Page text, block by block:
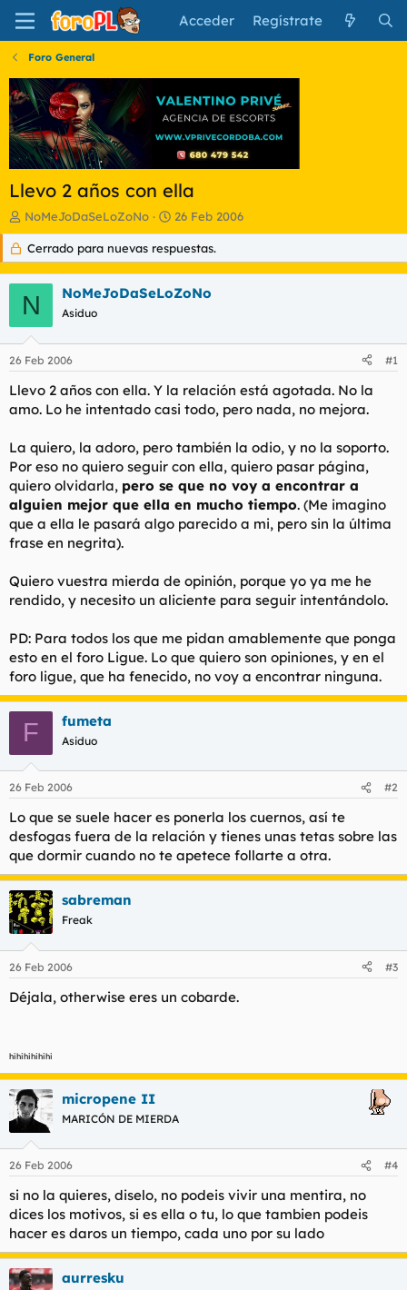
Acceder Regístrate
Foro General
Llevo 2 años con ella
I
n
c
i
a
d
o
r
d
l
t
m
NoMeJoDaSeLoZoNo
F
e
c
h
d
n
i
o
26 Feb 2006
Cerrado para nuevas respuestas.
N NoMeJoDaSeLoZoNo
Asiduo
26 Feb 2006 #1
Llevo 2 años con ella. Y la relación está agotada. No la
amo. Lo he intentado casi todo, pero nada, no mejora.
La quiero, la adoro, pero también la odio, y no la soporto.
Por eso no quiero seguir con ella, quiero pasar página,
quiero olvidarla, pero se que no voy a encontrar a
alguien mejor que ella en mucho tiempo. (Me imagino
que a ella le pasará algo parecido a mi, pero sin la última
frase en negrita).
Quiero vuestra mierda de opinión, porque yo ya me he
rendido, y necesito un aliciente para seguir intentándolo.
PD: Para todos los que me pidan amablemente que ponga
esto en el foro Ligue. Lo que quiero son opiniones, y en el
foro ligue, que ha fenecido, no voy a encontrar ninguna.
F fumeta
Asiduo
26 Feb 2006 #2
Lo que se suele hacer es ponerla los cuernos, así te
desfogas fuera de la relación y tienes unas tetas sobre las
que dormir cuando no te apetece follarte a otra.
sabreman
Freak
26 Feb 2006 #3
Déjala, otherwise eres un cobarde.
hihihihihihi
micropene II
MARICÓN DE MIERDA
26 Feb 2006 #4
si no la quieres, diselo, no podeis vivir una mentira, no
dices los motivos, si es ella o tu, lo que tambien podeis
hacer es daros un tiempo, cada uno por su lado
aurresku